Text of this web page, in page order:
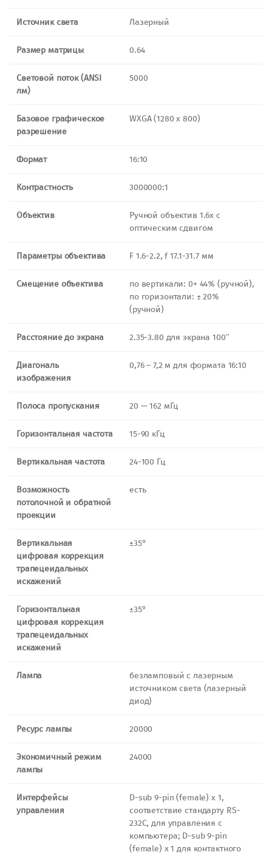
Источник света Лазерный
Размер матрицы 0.64
Световой поток (ANSI
лм)
5000
Базовое графическое
разрешение
WXGA (1280 x 800)
Формат 16:10
Контрастность 3000000:1
Объектив
Ручной объектив 1.6х с
оптическим сдвигом
Параметры объектива F 1.6-2.2, f 17.1-31.7 мм
Смещение объектива
по вертикали: 0+ 44% (ручной),
по горизонтали: ± 20%
(ручной)
Расстояние до экрана 2.35-3.80 для экрана 100″
Диагональ
изображения
0,76 – 7,2 м для формата 16:10
Полоса пропускания 20 — 162 мГц
Горизонтальная частота 15-90 кГц
Вертикальная частота 24-100 Гц
Возможность
потолочной и обратной
проекции
есть
Вертикальная
цифровая коррекция
трапецеидальных
искажений
±35°
Горизонтальная
цифровая коррекция
трапецеидальных
искажений
±35°
Лампа
безламповый с лазерным
источником света (лазерный
диод)
Ресурс лампы 20000
Экономичный режим
лампы
24000
Интерфейсы
управления
D-sub 9-pin (female) x 1,
соответствие стандарту RS-
232C, для управления с
компьютера; D-sub 9-pin
(female) x 1 для контактного